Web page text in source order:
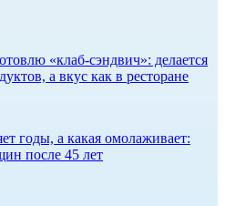
«клаб-сэндвич»: делается
а вкус как в ресторане
годы, а какая омолаживает:
после 45 лет